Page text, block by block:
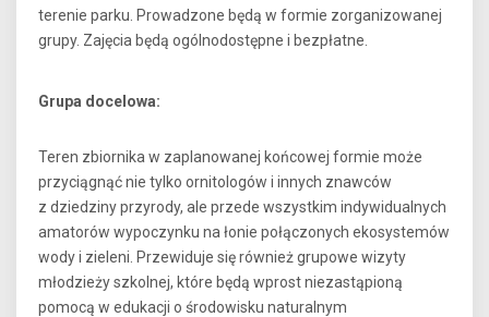
terenie parku. Prowadzone będą w formie zorganizowanej
grupy. Zajęcia będą ogólnodostępne i bezpłatne.
Grupa docelowa:
Teren zbiornika w zaplanowanej końcowej formie może
przyciągnąć nie tylko ornitologów i innych znawców
z dziedziny przyrody, ale przede wszystkim indywidualnych
amatorów wypoczynku na łonie połączonych ekosystemów
wody i zieleni. Przewiduje się również grupowe wizyty
młodzieży szkolnej, które będą wprost niezastąpioną
pomocą w edukacji o środowisku naturalnym